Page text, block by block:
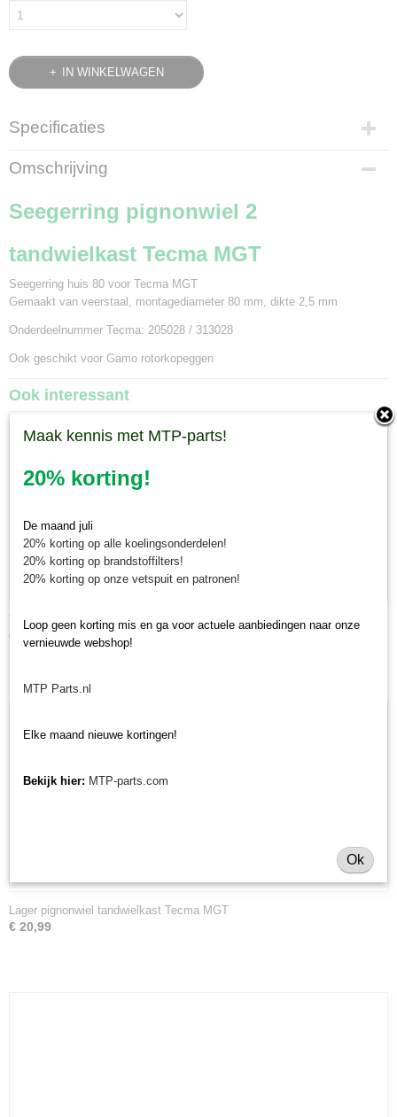
IN WINKELWAGEN
Specificaties
Bruto gewicht
0,02 Kg
Omschrijving
Seegerring pignonwiel 2
tandwielkast Tecma MGT
Seegerring huis 80 voor Tecma MGT
Gemaakt van veerstaal, montagediameter 80 mm, dikte 2,5 mm
Onderdeelnummer Tecma: 205028 / 313028
Ook geschikt voor Gamo rotorkopeggen
Ook interessant
Tandenhouder Tecma / Gamo rotorkopeg
€ 70,18
Lager pignonwiel tandwielkast Tecma MGT
€ 20,99
Maak kennis met MTP-parts!
20% korting!
De maand juli
20% korting op alle koelingsonderdelen!
20% korting op brandstoffilters!
20% korting op onze vetspuit en patronen!
Loop geen korting mis en ga voor actuele aanbiedingen naar onze
vernieuwde webshop!
MTP Parts.nl
Elke maand nieuwe kortingen!
Bekijk hier: MTP-parts.com
Ok